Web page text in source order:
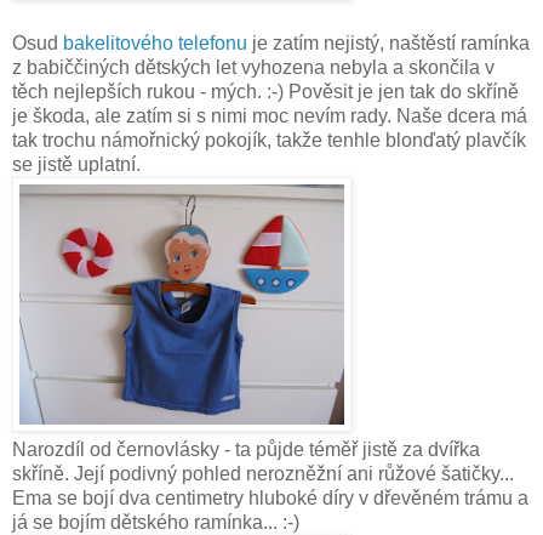
Osud bakelitového telefonu je zatím nejistý, naštěstí ramínka
z babiččiných dětských let vyhozena nebyla a skončila v
těch nejlepších rukou - mých. :-) Pověsit je jen tak do skříně
je škoda, ale zatím si s nimi moc nevím rady. Naše dcera má
tak trochu námořnický pokojík, takže tenhle blonďatý plavčík
se jistě uplatní.
Narozdíl od černovlásky - ta půjde téměř jistě za dvířka
skříně. Její podivný pohled nerozněžní ani růžové šatičky...
Ema se bojí dva centimetry hluboké díry v dřevěném trámu a
já se bojím dětského ramínka... :-)